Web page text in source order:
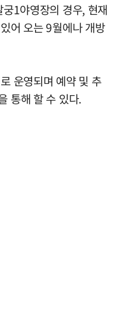
1야영장의 경우, 현재
어 오는 9월에나 개방
운영되며 예약 및 추
통해 할 수 있다.